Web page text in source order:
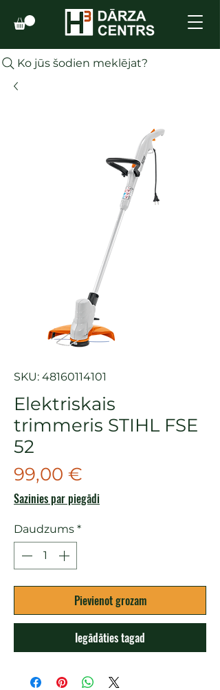
Ko jūs šodien meklējat?
SKU: 48160114101
Elektriskais
trimmeris STIHL FSE
52
99,00 €
Sazinies par piegādi
Daudzums *
Pievienot grozam
Iegādāties tagad